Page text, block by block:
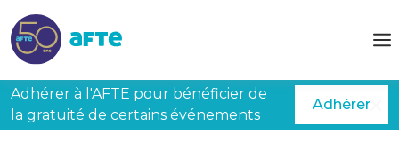
Adhérer à l'AFTE pour bénéficier de
la gratuité de certains événements
Adhérer